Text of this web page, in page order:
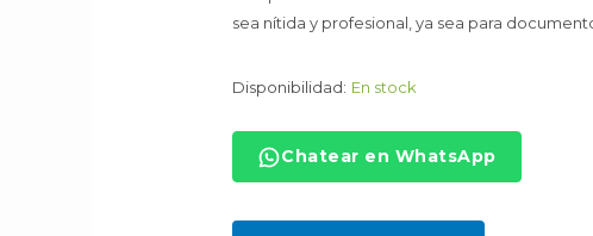
sea nítida y profesional, ya sea para
Disponibilidad: En stock
Chatear en WhatsApp